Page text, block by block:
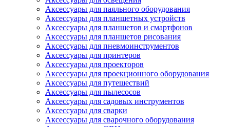
Аксессуары для паяльного оборудования
Аксессуары для планшетных устройств
Аксессуары для планшетов и смартфонов
Аксессуары для планшетов рисования
Аксессуары для пневмоинструментов
Аксессуары для принтеров
Аксессуары для проекторов
Аксессуары для проекционного оборудования
Аксессуары для путешествий
Аксессуары для пылесосов
Аксессуары для садовых инструментов
Аксессуары для сварки
Аксессуары для сварочного оборудования